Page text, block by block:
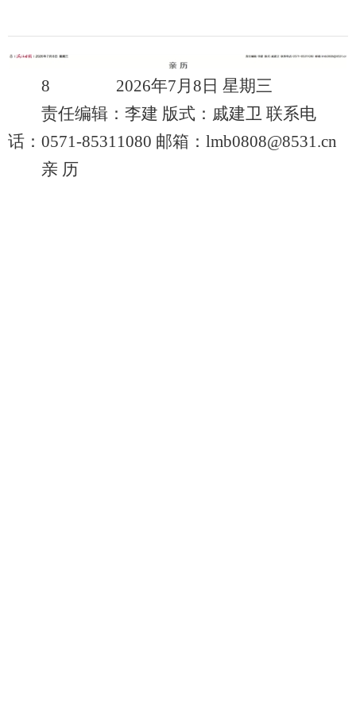
8 2026年7月8日 星期三
责任编辑：李建 版式：戚建卫 联系电
话：0571-85311080 邮箱：lmb0808@8531.cn
亲 历